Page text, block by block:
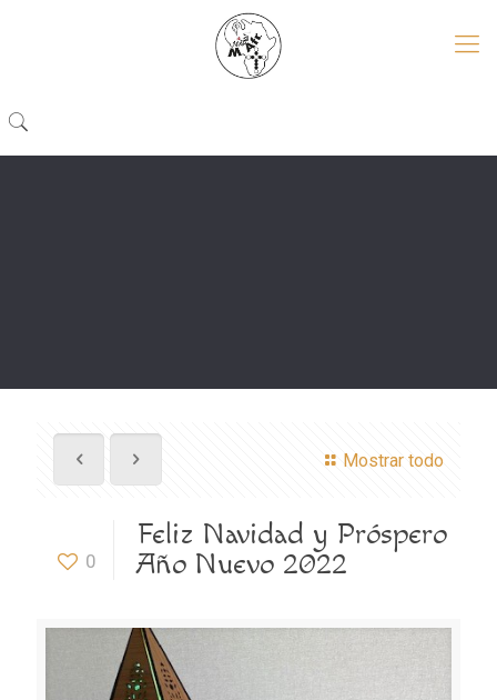
Mostrar todo
0
Feliz Navidad y Próspero
Año Nuevo 2022